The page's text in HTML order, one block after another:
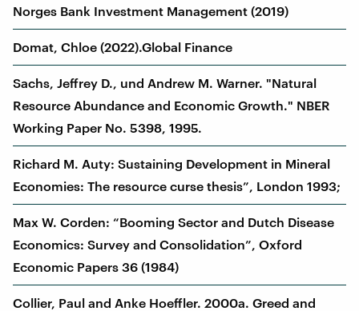
Norges Bank Investment Management (2019)
Domat, Chloe (2022).Global Finance
Sachs, Jeffrey D., und Andrew M. Warner. "Natural
Resource Abundance and Economic Growth." NBER
Working Paper No. 5398, 1995.
Richard M. Auty: Sustaining Development in Mineral
Economies: The resource curse thesis”, London 1993;
Max W. Corden: “Booming Sector and Dutch Disease
Economics: Survey and Consolidation”, Oxford
Economic Papers 36 (1984)
Collier, Paul and Anke Hoeffler. 2000a. Greed and